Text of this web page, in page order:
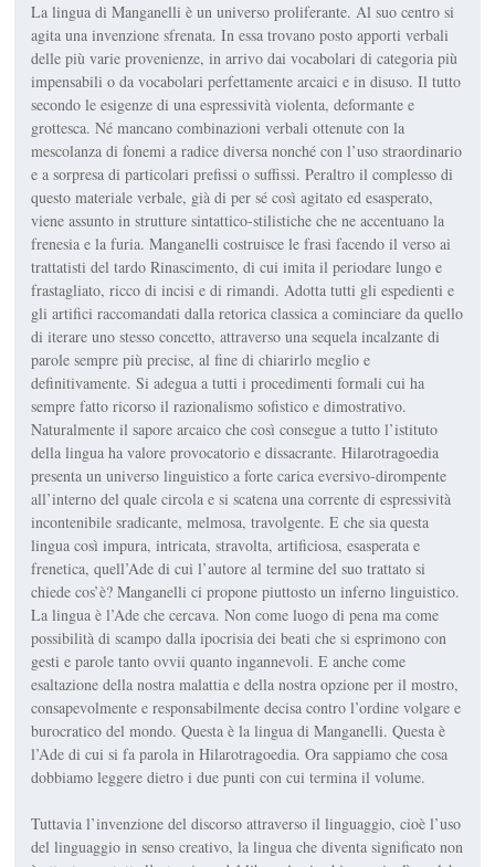
La lingua di Manganelli è un universo proliferante. Al suo centro si
agita una invenzione sfrenata. In essa trovano posto apporti verbali
delle più varie provenienze, in arrivo dai vocabolari di categoria più
impensabili o da vocabolari perfettamente arcaici e in disuso. Il tutto
secondo le esigenze di una espressività violenta, deformante e
grottesca. Né mancano combinazioni verbali ottenute con la
mescolanza di fonemi a radice diversa nonché con l’uso straordinario
e a sorpresa di particolari prefissi o suffissi. Peraltro il complesso di
questo materiale verbale, già di per sé così agitato ed esasperato,
viene assunto in strut­ture sintattico-stilistiche che ne accentuano la
frenesia e la fu­ria. Manganelli costruisce le frasi facendo il verso ai
trattatisti del tardo Rinascimento, di cui imita il periodare lungo e
frasta­gliato, ricco di incisi e di rimandi. Adotta tutti gli espedienti e
gli artifici raccomandati dalla retorica classica a cominciare da quello
di iterare uno stesso concetto, attraverso una sequela incalzante di
parole sempre più precise, al fine di chiarirlo me­glio e
definitivamente. Si adegua a tutti i procedimenti formali cui ha
sempre fatto ricorso il razionalismo sofistico e dimostra­tivo.
Naturalmente il sapore arcaico che così consegue a tutto l’istituto
della lingua ha valore provocatorio e dissacrante.Hila­rotragoedia
presenta un universo linguistico a forte carica eversivo-dirompente
all’interno del quale circola e si scatena una corrente di espressività
incontenibile sradicante, melmosa, tra­volgente. E che sia questa
lingua così impura, intricata, stravol­ta, artificiosa, esasperata e
frenetica, quell’Ade di cui l’autore al termine del suo trattato si
chiede cos’è? Manganelli ci propone piuttosto un inferno linguistico.
La lingua è l’Ade che cercava. Non come luogo di pena ma come
possibilità di scampo dalla ipocrisia dei beati che si esprimono con
gesti e parole tanto ovvii quanto ingannevoli. E anche come
esaltazione della nostra malattia e della nostra opzione per il mostro,
consapevol­mente e responsabilmente decisa contro l’ordine volgare e
buro­cratico del mondo. Questa è la lingua di Manganelli. Questa è
l’Ade di cui si fa parola inHilarotragoedia. Ora sappiamo che cosa
dobbiamo leggere dietro i due punti con cui termina il vo­lume.
Tuttavia l’invenzione del discorso attraverso il linguaggio, cioè l’uso
del linguaggio in senso creativo, la lingua che diventa significato non